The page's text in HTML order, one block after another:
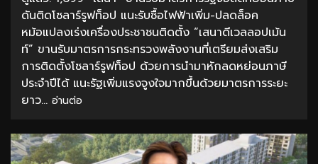
ดันติดโซลาร์รูฟท็อป แนะรับซื้อไฟฟ้าเพิ่ม-ปลดล็อค
หม้อแปลงเร่งเครื่องประชาชนติดตั้ง “เสนาดีเวลลอปเม้น
ท์” ขานรับมาตรการกระทรวงพลังงานที่เตรียมส่งเสริม
การติดตั้งโซลาร์รูฟท็อป ด้วยการนำมาหักลดหย่อนภาษี
ประจำปีได้ แนะรัฐเพิ่มแรงจูงใจมากขึ้นด้วยมาตรการระยะ
ยาว... อ่านต่อ